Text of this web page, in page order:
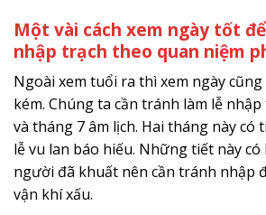
Một vài cách xem ngày tốt
nhập trạch theo quan niệm
Ngoài xem tuổi ra thì xem ngày
kém. Chúng ta cần tránh làm lễ
và tháng 7 âm lịch. Hai tháng này có
lễ vu lan báo hiếu. Những tiết này có
người đã khuất nên cần tránh nhập
vận khí xấu.